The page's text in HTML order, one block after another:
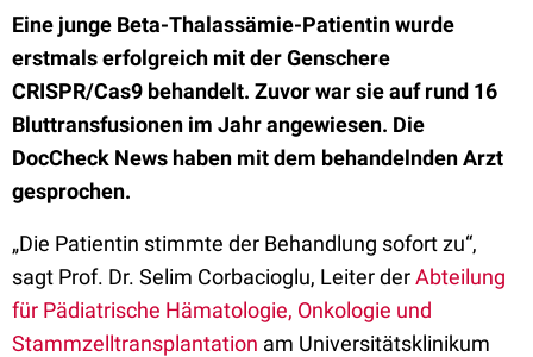
Eine junge Beta-Thalassämie-Patientin wurde
erstmals erfolgreich mit der Genschere
CRISPR/Cas9 behandelt. Zuvor war sie auf rund 16
Bluttransfusionen im Jahr angewiesen. Die
DocCheck News haben mit dem behandelnden Arzt
gesprochen.
„Die Patientin stimmte der Behandlung sofort zu“,
sagt Prof. Dr. Selim Corbacioglu, Leiter derAbteilung
für Pädiatrische Hämatologie, Onkologie und
Stammzelltransplantation am Universitätsklinikum